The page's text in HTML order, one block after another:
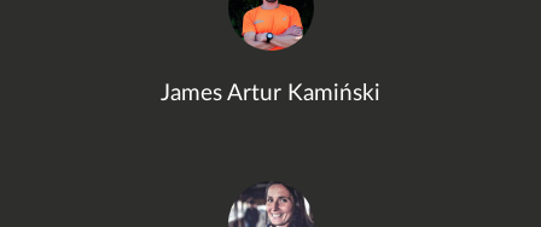
James Artur Kamiński